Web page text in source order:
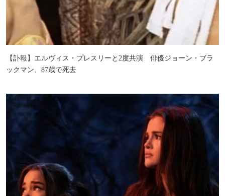
【訃報】エルヴィス・プレスリーと2度共演 俳優ジョーン・ブラ
ックマン、87歳で死去